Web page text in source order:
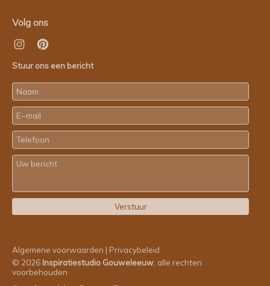
Volg ons
Stuur ons een bericht
Algemene voorwaarden | Privacybeleid
© 2026 Inspiratiestudio Gouweleeuw , alle rechten
voorbehouden